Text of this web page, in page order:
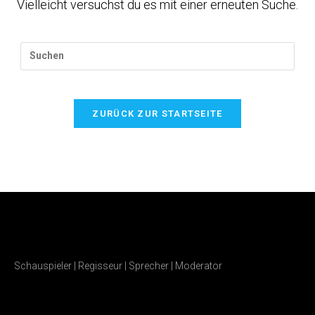
Vielleicht versuchst du es mit einer erneuten Suche.
ZURÜCK ZUR STARTSEITE
Schauspieler | Regisseur | Sprecher | Moderator